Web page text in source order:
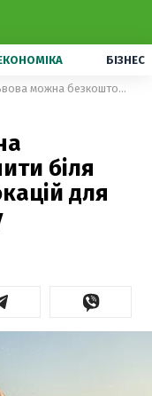
БІЗНЕС
Де біля Львова можна безкоштовно відпочити біля водойми: добірка локацій для літнього відпочинку
біля
для